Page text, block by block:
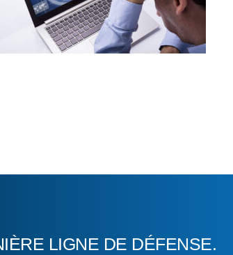
LIGNE DE DÉFENSE.